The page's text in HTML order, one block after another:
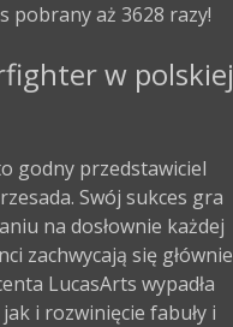
pobrany aż 3628 razy!
w polskiej
godny przedstawiciel
Swój sukces gra
na dosłownie każdej
zachwycają się głównie
LucasArts wypadła
i rozwinięcie fabuły i